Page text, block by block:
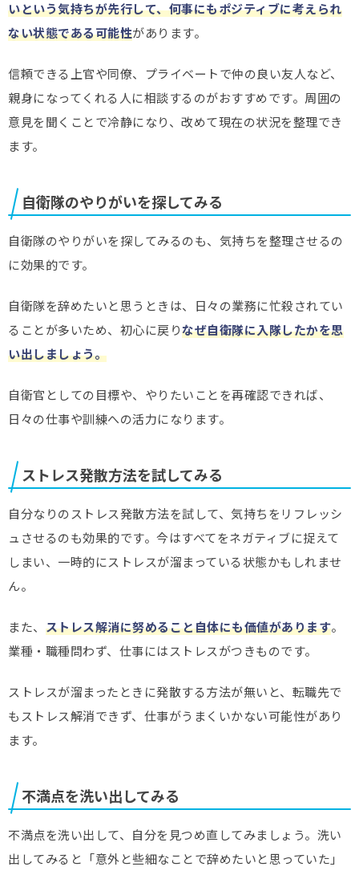
いという気持ちが先行して、何事にもポジティブに考えられ
ない状態である可能性があります。
信頼できる上官や同僚、プライベートで仲の良い友人など、
親身になってくれる人に相談するのがおすすめです。周囲の
意見を聞くことで冷静になり、改めて現在の状況を整理でき
ます。
自衛隊のやりがいを探してみる
自衛隊のやりがいを探してみるのも、気持ちを整理させるの
に効果的です。
自衛隊を辞めたいと思うときは、日々の業務に忙殺されてい
ることが多いため、初心に戻りなぜ自衛隊に入隊したかを思
い出しましょう。
自衛官としての目標や、やりたいことを再確認できれば、
日々の仕事や訓練への活力になります。
ストレス発散方法を試してみる
自分なりのストレス発散方法を試して、気持ちをリフレッシ
ュさせるのも効果的です。今はすべてをネガティブに捉えて
しまい、一時的にストレスが溜まっている状態かもしれませ
ん。
また、 ストレス解消に努めること自体にも価値があります。
業種・職種問わず、仕事にはストレスがつきものです。
ストレスが溜まったときに発散する方法が無いと、転職先で
もストレス解消できず、仕事がうまくいかない可能性があり
ます。
不満点を洗い出してみる
不満点を洗い出して、自分を見つめ直してみましょう。洗い
出してみると「意外と些細なことで辞めたいと思っていた」